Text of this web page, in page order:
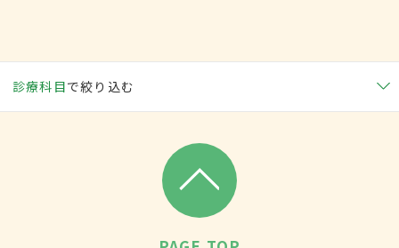
診療科目で絞り込む